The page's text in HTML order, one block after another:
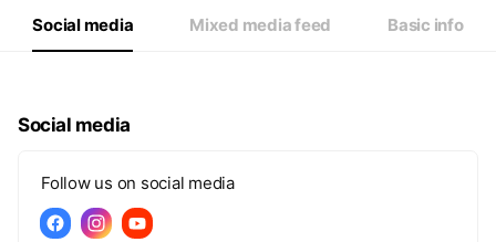
Sat00:00 - 00:00
例假日為公休日
Social media Mixed media feed Basic info
Social media
Follow us on social media